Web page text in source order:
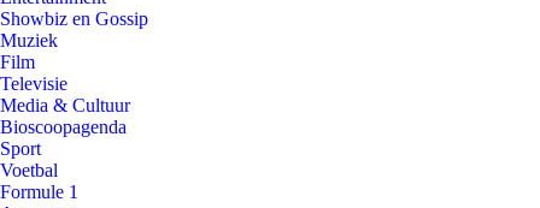
Showbiz en Gossip
Muziek
Film
Televisie
Media & Cultuur
Bioscoopagenda
Sport
Voetbal
Formule 1